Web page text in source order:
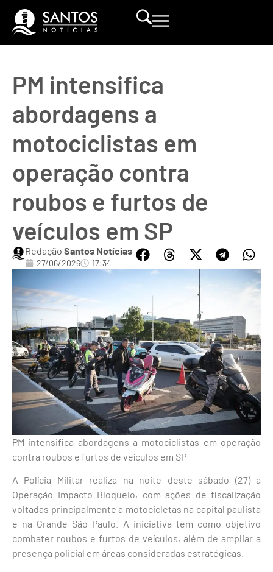
PM intensifica
abordagens a
motociclistas em
operação contra
roubos e furtos de
veículos em SP
Redação Santos Notícias
27/06/2026 17:34
PM intensifica abordagens a motociclistas em operação
contra roubos e furtos de veículos em SP
A Polícia Militar realiza na noite deste sábado (27) a
Operação Impacto Bloqueio, com ações de fiscalização
voltadas principalmente a motocicletas na capital paulista
e na Grande São Paulo. A iniciativa tem como objetivo
combater roubos e furtos de veículos, além de ampliar a
presença policial em áreas consideradas estratégicas.